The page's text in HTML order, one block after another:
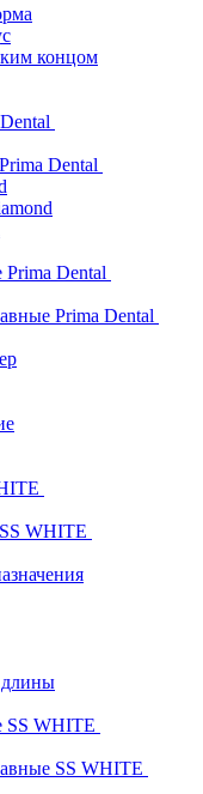
концом
Dental
Dental
Prima Dental
WHITE
длины
SS WHITE
SS WHITE